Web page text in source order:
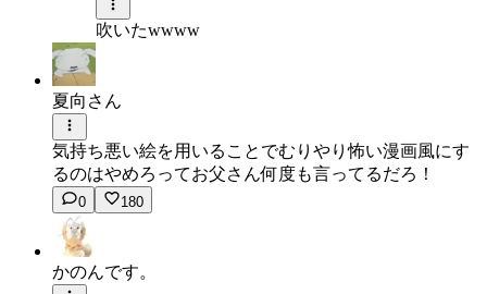
吹いたwwww
夏向さん
気持ち悪い絵を用いることでむりやり怖い漫画風にす
るのはやめろってお父さん何度も言ってるだろ！
0 180
かのんです。